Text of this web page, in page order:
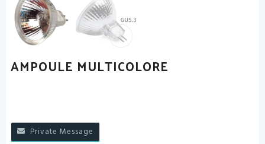
AMPOULE MULTICOLORE
Private Message